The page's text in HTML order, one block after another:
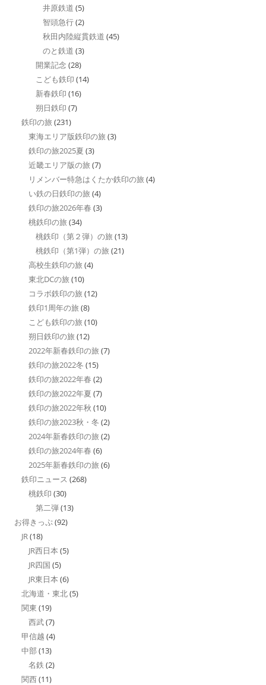
井原鉄道 (5)
智頭急行(2)
秋田内陸縦貫鉄道 (45)
のと鉄道 (3)
開業記念 (28)
こども鉄印 (14)
新春鉄印 (16)
朔日鉄印 (7)
鉄印の旅 (231)
東海エリア版鉄印の旅 (3)
鉄印の旅2025夏 (3)
近畿エリア版の旅 (7)
リメンバー特急はくたか鉄印の旅 (4)
い鉄の日鉄印の旅 (4)
鉄印の旅2026年春 (3)
桃鉄印の旅 (34)
桃鉄印（第２弾）の旅 (13)
桃鉄印（第1弾）の旅 (21)
高校生鉄印の旅 (4)
東北DCの旅 (10)
コラボ鉄印の旅 (12)
鉄印1周年の旅 (8)
こども鉄印の旅 (10)
朔日鉄印の旅 (12)
2022年新春鉄印の旅 (7)
鉄印の旅2022冬 (15)
鉄印の旅2022年春 (2)
鉄印の旅2022年夏 (7)
鉄印の旅2022年秋 (10)
鉄印の旅2023秋・冬 (2)
2024年新春鉄印の旅 (2)
鉄印の旅2024年春 (6)
2025年新春鉄印の旅 (6)
鉄印ニュース (268)
桃鉄印 (30)
第二弾(13)
お得きっぷ(92)
JR(18)
JR西日本 (5)
JR四国 (5)
JR東日本 (6)
北海道・東北(5)
関東 (19)
西武(7)
甲信越 (4)
中部 (13)
名鉄 (2)
関西(11)